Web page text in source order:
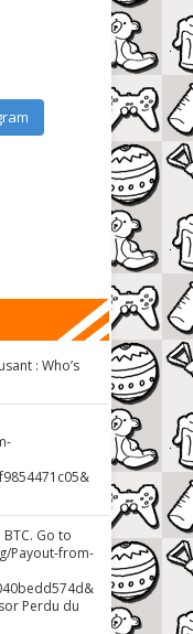
: Who’s
BTC. Go to
Payout-from-
Perdu du